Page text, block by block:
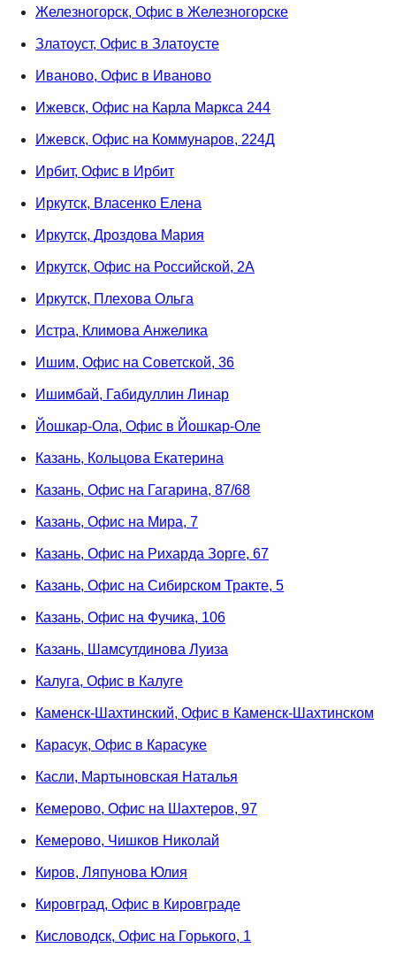
Железногорск, Офис в Железногорске
Златоуст, Офис в Златоусте
Иваново, Офис в Иваново
Ижевск, Офис на Карла Маркса 244
Ижевск, Офис на Коммунаров, 224Д
Ирбит, Офис в Ирбит
Иркутск, Власенко Елена
Иркутск, Дроздова Мария
Иркутск, Офис на Российской, 2А
Иркутск, Плехова Ольга
Истра, Климова Анжелика
Ишим, Офис на Советской, 36
Ишимбай, Габидуллин Линар
Йошкар-Ола, Офис в Йошкар-Оле
Казань, Кольцова Екатерина
Казань, Офис на Гагарина, 87/68
Казань, Офис на Мира, 7
Казань, Офис на Рихарда Зорге, 67
Казань, Офис на Сибирском Тракте, 5
Казань, Офис на Фучика, 106
Казань, Шамсутдинова Луиза
Калуга, Офис в Калуге
Каменск-Шахтинский, Офис в Каменск-Шахтинском
Карасук, Офис в Карасуке
Касли, Мартыновская Наталья
Кемерово, Офис на Шахтеров, 97
Кемерово, Чишков Николай
Киров, Ляпунова Юлия
Кировград, Офис в Кировграде
Кисловодск, Офис на Горького, 1